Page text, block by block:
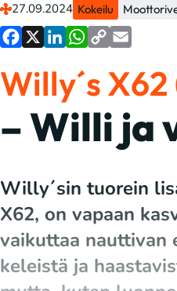
27.09.2024 Kokeilu
Link
Willy´s
– Willi ja
Willy´sin tuorein
X62, on vapaan
vaikuttaa nauttivan
keleistä ja